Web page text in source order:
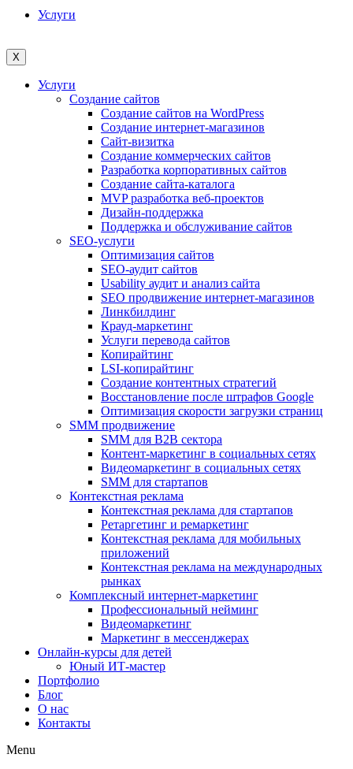
Услуги
X
Услуги
Создание сайтов
Создание сайтов на WordPress
Создание интернет-магазинов
Сайт-визитка
Создание коммерческих сайтов
Разработка корпоративных сайтов
Создание сайта-каталога
MVP разработка веб-проектов
Дизайн-поддержка
Поддержка и обслуживание сайтов
SEO-услуги
Оптимизация сайтов
SEO-аудит сайтов
Usability аудит и анализ сайта
SEO продвижение интернет-магазинов
Линкбилдинг
Крауд-маркетинг
Услуги перевода сайтов
Копирайтинг
LSI-копирайтинг
Создание контентных стратегий
Восстановление после штрафов Google
Оптимизация скорости загрузки страниц
SMM продвижение
SMM для B2B сектора
Контент-маркетинг в социальных сетях
Видеомаркетинг в социальных сетях
SMM для стартапов
Контекстная реклама
Контекстная реклама для стартапов
Ретаргетинг и ремаркетинг
Контекстная реклама для мобильных
приложений
Контекстная реклама на международных
рынках
Комплексный интернет-маркетинг
Профессиональный нейминг
Видеомаркетинг
Маркетинг в мессенджерах
Онлайн-курсы для детей
Юный ИТ-мастер
Портфолио
Блог
О нас
Контакты
Menu